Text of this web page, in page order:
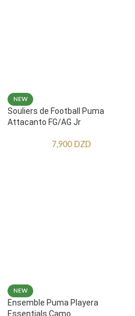
NEW
Souliers de Football Puma
Attacanto FG/AG Jr
7,900 DZD
NEW
Ensemble Puma Playera
Essentials Camo